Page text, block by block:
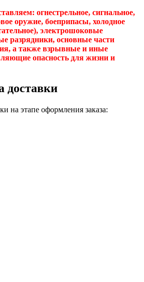
огнестрельное, сигнальное,
оружие, боеприпасы, холодное
электрошоковые
разрядники, основные части
а также взрывные и иные
опасность для жизни и
доставки
на этапе оформления заказа: